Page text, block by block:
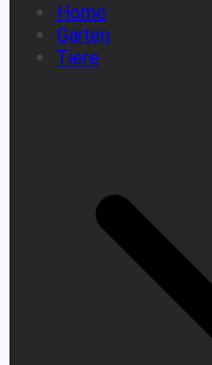
Home
Garten
Tiere